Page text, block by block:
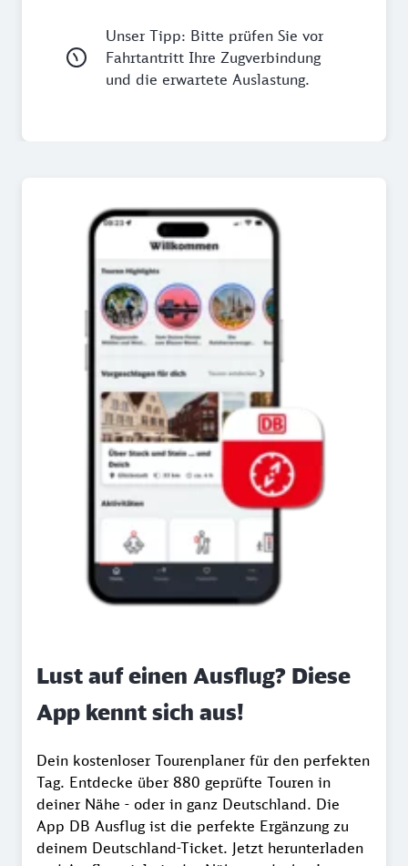
Unser Tipp: Bitte prüfen Sie vor
Fahrtantritt Ihre Zugverbindung
und die erwartete Auslastung.
Lust auf einen Ausflug? Diese
App kennt sich aus!
Dein kostenloser Tourenplaner für den perfekten
Tag. Entdecke über 880 geprüfte Touren in
deiner Nähe - oder in ganz Deutschland. Die
App DB Ausflug ist die perfekte Ergänzung zu
deinem Deutschland-Ticket. Jetzt herunterladen